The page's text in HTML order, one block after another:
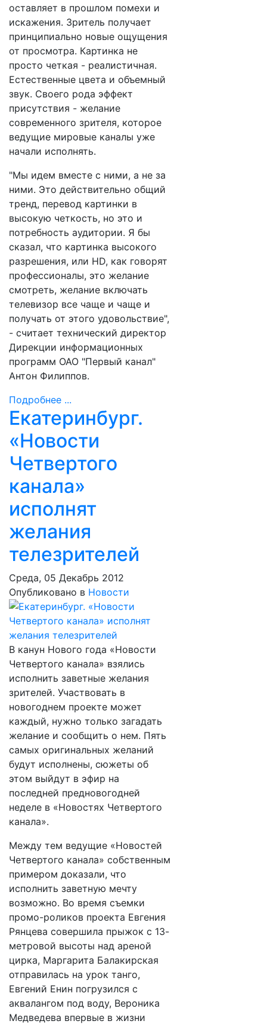
оставляет в прошлом помехи и
искажения. Зритель получает
принципиально новые ощущения
от просмотра. Картинка не
просто четкая - реалистичная.
Естественные цвета и объемный
звук. Своего рода эффект
присутствия - желание
современного зрителя, которое
ведущие мировые каналы уже
начали исполнять.
"Мы идем вместе с ними, а не за
ними. Это действительно общий
тренд, перевод картинки в
высокую четкость, но это и
потребность аудитории. Я бы
сказал, что картинка высокого
разрешения, или HD, как говорят
профессионалы, это желание
смотреть, желание включать
телевизор все чаще и чаще и
получать от этого удовольствие",
- считает технический директор
Дирекции информационных
программ ОАО "Первый канал"
Антон Филиппов.
Подробнее ...
Екатеринбург.
«Новости
Четвертого
канала»
исполнят
желания
телезрителей
Среда, 05 Декабрь 2012
Опубликовано в Новости
В канун Нового года «Новости
Четвертого канала» взялись
исполнить заветные желания
зрителей. Участвовать в
новогоднем проекте может
каждый, нужно только загадать
желание и сообщить о нем. Пять
самых оригинальных желаний
будут исполнены, сюжеты об
этом выйдут в эфир на
последней предновогодней
неделе в «Новостях Четвертого
канала».
Между тем ведущие «Новостей
Четвертого канала» собственным
примером доказали, что
исполнить заветную мечту
возможно. Во время съемки
промо-роликов проекта Евгения
Рянцева совершила прыжок с 13-
метровой высоты над ареной
цирка, Маргарита Балакирская
отправилась на урок танго,
Евгений Енин погрузился с
аквалангом под воду, Вероника
Медведева впервые в жизни